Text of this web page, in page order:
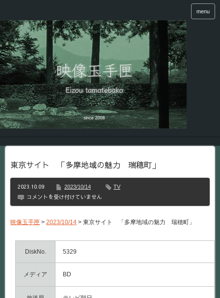
menu
東京サイト 「多摩地域の魅力 瑞穂町」
2023.10.09 2023/10/14 TV
東
京
イ
地
魅
コメントを受け付けていません
映像玉手匣 > 2023/10/14 > 東京サイト 「多摩地域の魅力 瑞穂町」
DiskNo. 5329
メディア BD